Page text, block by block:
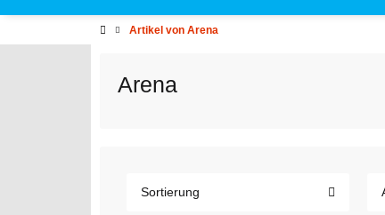
Artikel von Arena
Arena
Sortierung